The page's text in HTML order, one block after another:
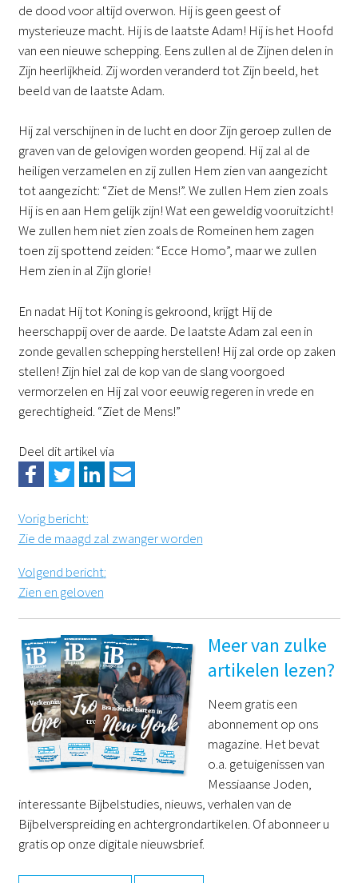
de dood voor altijd overwon. Hij is geen geest of
mysterieuze macht. Hij is de laatste Adam! Hij is het Hoofd
van een nieuwe schepping. Eens zullen al de Zijnen delen in
Zijn heerlijkheid. Zij worden veranderd tot Zijn beeld, het
beeld van de laatste Adam.
Hij zal verschijnen in de lucht en door Zijn geroep zullen de
graven van de gelovigen worden geopend. Hij zal al de
heiligen verzamelen en zij zullen Hem zien van aangezicht
tot aangezicht: “Ziet de Mens!”. We zullen Hem zien zoals
Hij is en aan Hem gelijk zijn! Wat een geweldig vooruitzicht!
We zullen hem niet zien zoals de Romeinen hem zagen
toen zij spottend zeiden: “Ecce Homo”, maar we zullen
Hem zien in al Zijn glorie!
En nadat Hij tot Koning is gekroond, krijgt Hij de
heerschappij over de aarde. De laatste Adam zal een in
zonde gevallen schepping herstellen! Hij zal orde op zaken
stellen! Zijn hiel zal de kop van de slang voorgoed
vermorzelen en Hij zal voor eeuwig regeren in vrede en
gerechtigheid. “Ziet de Mens!”
Deel dit artikel via
Vorig bericht:
Zie de maagd zal zwanger worden
Volgend bericht:
Zien en geloven
Meer van zulke
artikelen lezen?
Neem gratis een
abonnement op ons
magazine. Het bevat
o.a. getuigenissen van
Messiaanse Joden,
interessante Bijbelstudies, nieuws, verhalen van de
Bijbelverspreiding en achtergrondartikelen. Of abonneer u
gratis op onze digitale nieuwsbrief.